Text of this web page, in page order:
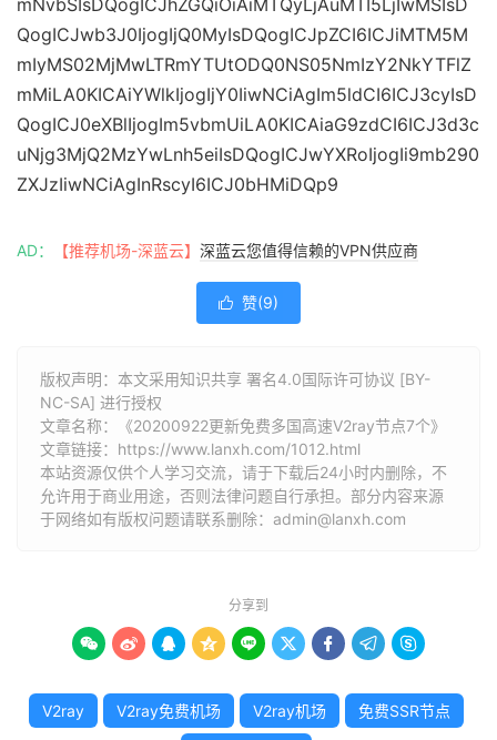
mNvbSIsDQogICJhZGQiOiAiMTQyLjAuMTI5LjIwMSIsD
QogICJwb3J0IjogIjQ0MyIsDQogICJpZCI6ICJiMTM5M
mIyMS02MjMwLTRmYTUtODQ0NS05NmIzY2NkYTFlZ
mMiLA0KICAiYWlkIjogIjY0IiwNCiAgIm5ldCI6ICJ3cyIsD
QogICJ0eXBlIjogIm5vbmUiLA0KICAiaG9zdCI6ICJ3d3c
uNjg3MjQ2MzYwLnh5eiIsDQogICJwYXRoIjogIi9mb290
ZXJzIiwNCiAgInRscyI6ICJ0bHMiDQp9
AD： 【推荐机场-深蓝云】 深蓝云您值得信赖的VPN供应商
 赞(9)
版权声明：本文采用知识共享 署名4.0国际许可协议 [BY-
NC-SA] 进行授权
文章名称：《20200922更新免费多国高速V2ray节点7个》
文章链接： https://www.lanxh.com/1012.html
本站资源仅供个人学习交流，请于下载后24小时内删除，不
允许用于商业用途，否则法律问题自行承担。部分内容来源
于网络如有版权问题请联系删除：admin@lanxh.com
分享到
        
V2ray V2ray免费机场 V2ray机场 免费SSR节点